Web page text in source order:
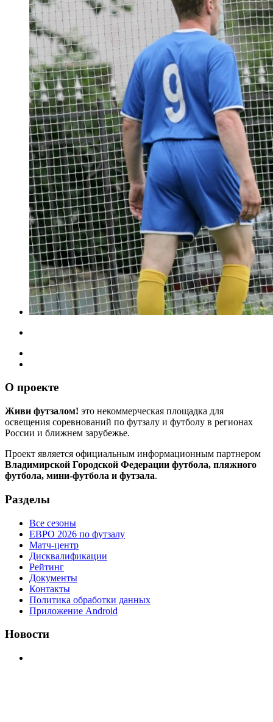
О проекте
Живи футзалом! это некоммерческая площадка для
освещения соревнований по футзалу и футболу в регионах
России и ближнем зарубежье.
Проект является официальным информационным партнером
Владимирской Городской Федерации футбола, пляжного
футбола, мини-футбола и футзала.
Разделы
Все сезоны
ЕВРО 2026 по футзалу
Матч-центр
Дисквалификации
Рейтинг
Документы
Контакты
Политика обработки данных
Приложение Android
Новости